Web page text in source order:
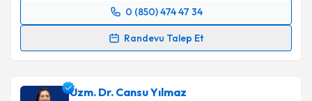
0 (850) 474 47 34
Randevu Talep Et
Randevu Takvimi Talebi
takvim hazırlandığında e-posta ile bilgilendireceğiz.
Uzm. Dr. Cansu Yılmaz